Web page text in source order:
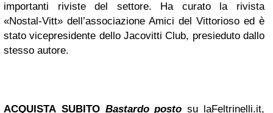
importanti riviste del settore. Ha curato la rivista
«Nostal-Vitt» dell’associazione Amici del Vittorioso ed è
stato vicepresidente dello Jacovitti Club, presieduto dallo
stesso autore.
ACQUISTA SUBITO Bastardo posto su laFeltrinelli.it,